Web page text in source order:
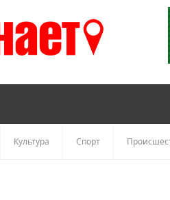
Культура Спорт